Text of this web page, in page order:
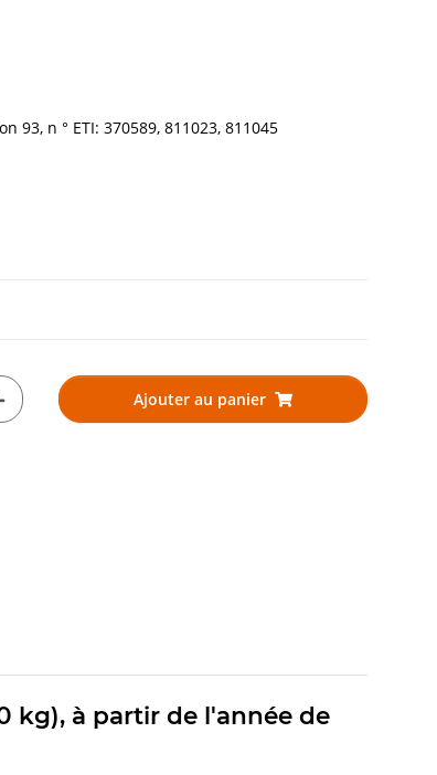
93, n ° ETI: 370589, 811023, 811045
Ajouter au panier
kg), à partir de l'année de